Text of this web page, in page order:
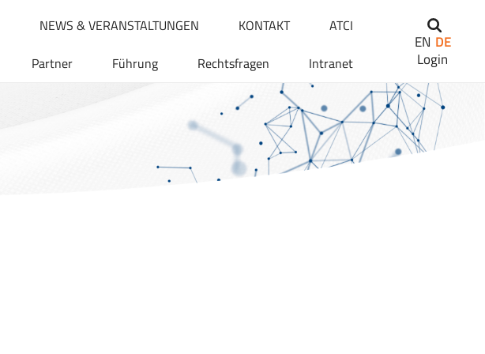
Partner Führung Rechtsfragen Intranet
NEWS & VERANSTALTUNGEN KONTAKT ATCI
EN DE
Login